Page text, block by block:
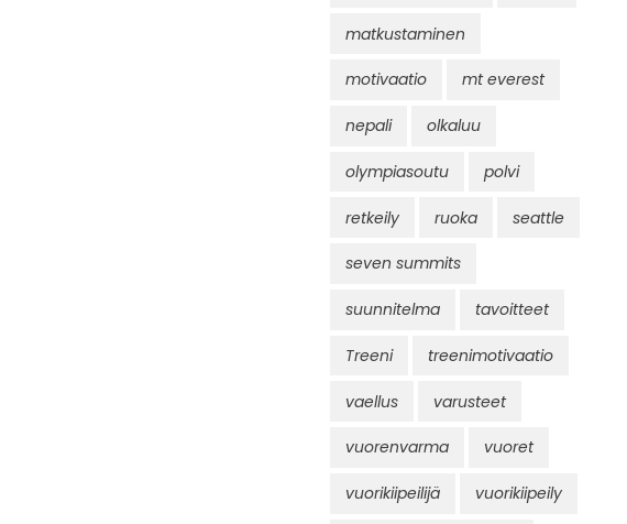
matkustaminen
motivaatio mt everest
nepali olkaluu
olympiasoutu polvi
retkeily ruoka seattle
seven summits
suunnitelma tavoitteet
Treeni treenimotivaatio
vaellus varusteet
vuorenvarma vuoret
vuorikiipeilijä vuorikiipeily